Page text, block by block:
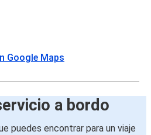
Google Maps
a bordo
puedes encontrar para un viaje